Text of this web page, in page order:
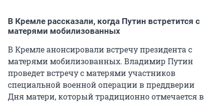
В Кремле рассказали, когда Путин встретится с
матерями мобилизованных
В Кремле анонсировали встречу президента с
матерями мобилизованных. Владимир Путин
проведет встречу с матерями участников
специальной военной операции в преддверии
Дня матери, который традиционно отмечается в